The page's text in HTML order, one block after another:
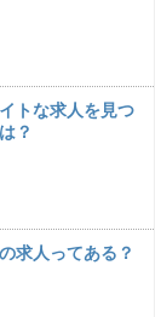
トな求人を見つ
？
求人ってある？